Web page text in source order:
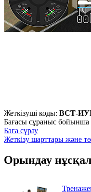
Жеткізуші коды: ВСТ-
Бағасы сұраныс бойынша
Баға сұрау
Жеткізу шарттары және
Орындау